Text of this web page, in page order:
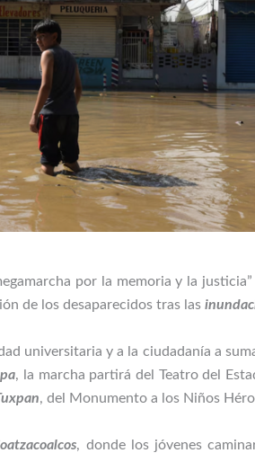
por la memoria y la
de los desaparecidos tras las
universitaria y a la ciudadanía a
, la marcha partirá del Teatro del
, del Monumento a los Niños
, donde los jóvenes